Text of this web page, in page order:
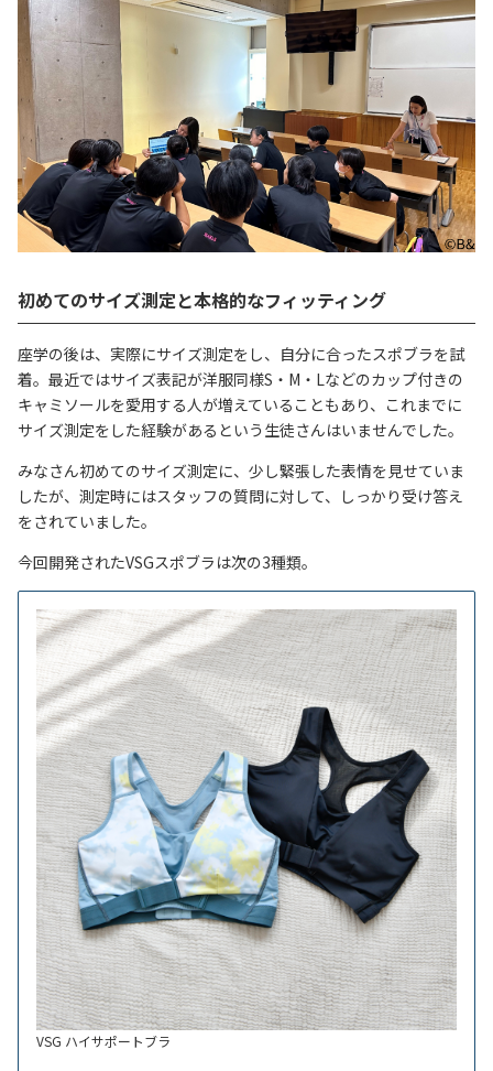
初めてのサイズ測定と本格的なフィッティング
座学の後は、実際にサイズ測定をし、自分に合ったスポブラを試
着。最近ではサイズ表記が洋服同様S・M・Lなどのカップ付きの
キャミソールを愛用する人が増えていることもあり、これまでに
サイズ測定をした経験があるという生徒さんはいませんでした。
みなさん初めてのサイズ測定に、少し緊張した表情を見せていま
したが、測定時にはスタッフの質問に対して、しっかり受け答え
をされていました。
今回開発されたVSGスポブラは次の3種類。
VSG ハイサポートブラ